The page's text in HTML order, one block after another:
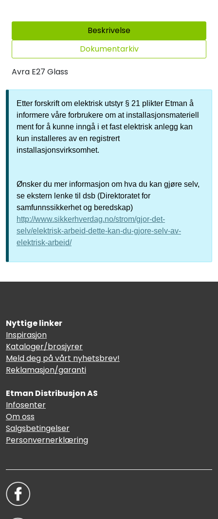
Beskrivelse
Dokumentarkiv
Avra E27 Glass
Etter forskrift om elektrisk utstyr § 21 plikter Etman å
informere våre forbrukere om at installasjonsmateriell
ment for å kunne inngå i et fast elektrisk anlegg kan
kun installeres av en registrert
installasjonsvirksomhet.
Ønsker du mer informasjon om hva du kan gjøre selv,
se ekstern lenke til dsb (Direktoratet for
samfunnssikkerhet og beredskap)
http://www.sikkerhverdag.no/strom/gjor-det-
selv/elektrisk-arbeid-dette-kan-du-gjore-selv-av-
elektrisk-arbeid/
Nyttige linker
Inspirasjon
Kataloger/brosjyrer
Meld deg på vårt nyhetsbrev!
Reklamasjon/garanti
Etman Distribusjon AS
Infosenter
Om oss
Salgsbetingelser
Personvernerklæring